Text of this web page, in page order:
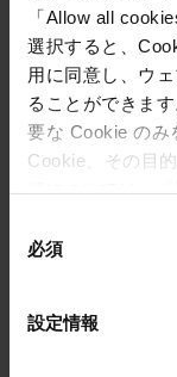
「Allow all
選択すると、
用に同意し、ウ
ることができま
要な Cookie のみ
Cookie、その目
いつでも同意を撤
agreements and
providers’
必須
設定情報
BriefCamの
PRODUCTS